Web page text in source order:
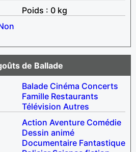
Poids : 0 kg
de Ballade
Balade Cinéma Concerts
Famille Restaurants
Télévision Autres
Action Aventure Comédie
Dessin animé
Documentaire Fantastique